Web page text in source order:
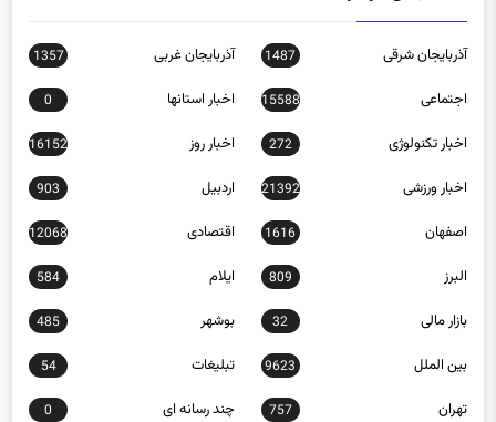
آذربایجان شرقی 1487 آذربایجان غربی 1357
اجتماعی 15588 اخبار استانها 0
اخبار تکنولوژی 272 اخبار روز 16152
اخبار ورزشی 21392 اردبیل 903
اصفهان 1616 اقتصادی 12068
البرز 809 ایلام 584
بازار مالی 32 بوشهر 485
بین الملل 9623 تبلیغات 54
تهران 757 چند رسانه ای 0